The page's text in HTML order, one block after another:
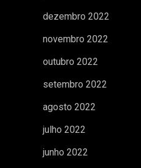
dezembro 2022
novembro 2022
outubro 2022
setembro 2022
agosto 2022
julho 2022
junho 2022